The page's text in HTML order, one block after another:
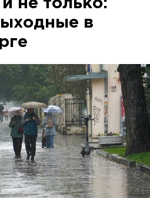
не только:
в